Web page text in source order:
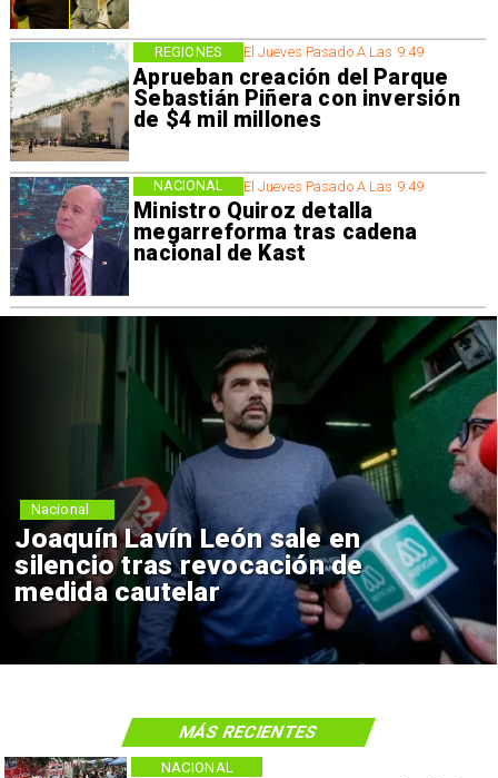
El Jueves Pasado A Las 9:49
Aprueban creación del Parque
Sebastián Piñera con inversión
de $4 mil millones
REGIONES
El Jueves Pasado A Las 9:49
Ministro Quiroz detalla
megarreforma tras cadena
nacional de Kast
NACIONAL
sale en
de
Chile y
reinicio de
consulares
Nacional
NACIONAL
MÁS RECIENTES